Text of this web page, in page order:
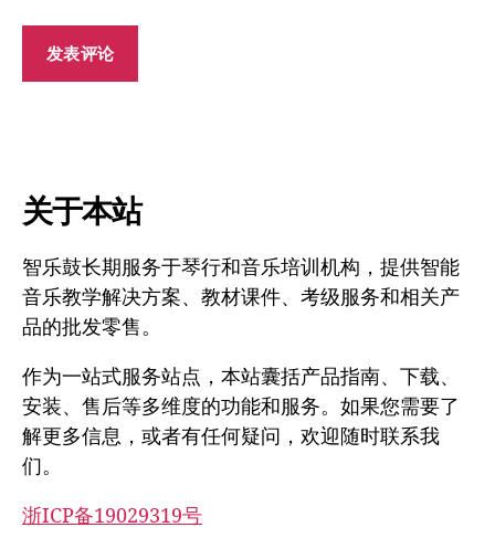
关于本站
智乐鼓长期服务于琴行和音乐培训机构，提供智能
音乐教学解决方案、教材课件、考级服务和相关产
品的批发零售。
作为一站式服务站点，本站囊括产品指南、下载、
安装、售后等多维度的功能和服务。如果您需要了
解更多信息，或者有任何疑问，欢迎随时联系我
们。
浙ICP备19029319号